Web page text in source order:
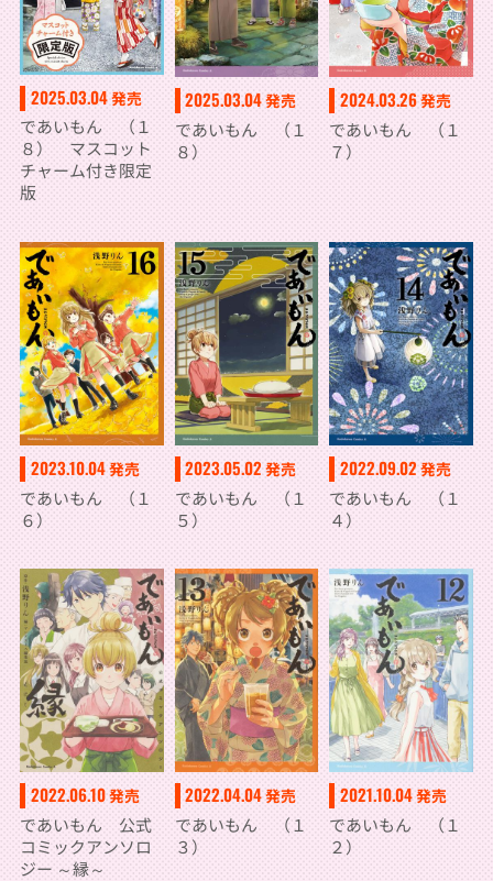
2025.03.04発売
であいもん （１
８） マスコット
チャーム付き限定
版
2025.03.04発売
であいもん （１
８）
2024.03.26発売
であいもん （１
７）
2023.10.04発売
であいもん （１
６）
2023.05.02 発売
であいもん （１
５）
2022.09.02 発売
であいもん （１
４）
2022.06.10発売
であいもん 公式
コミックアンソロ
ジー ～縁～
2022.04.04発売
であいもん （１
３）
2021.10.04発売
であいもん （１
２）